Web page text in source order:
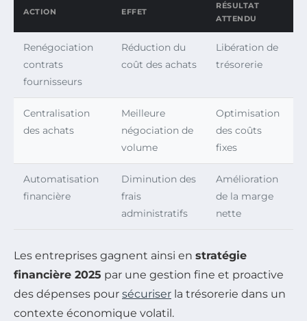
ACTION EFFET
RÉSULTAT
ATTENDU
Renégociation
contrats
fournisseurs
Réduction du
coût des achats
Libération de
trésorerie
Centralisation
des achats
Meilleure
négociation de
volume
Optimisation
des coûts
fixes
Automatisation
financière
Diminution des
frais
administratifs
Amélioration
de la marge
nette
Les entreprises gagnent ainsi en stratégie
financière 2025 par une gestion fine et proactive
des dépenses pour sécuriser la trésorerie dans un
contexte économique volatil.